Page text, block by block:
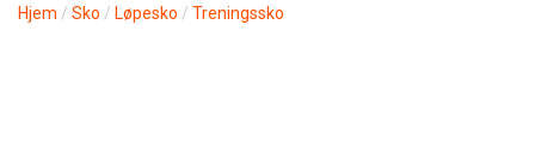
Hjem Sko Løpesko Treningssko